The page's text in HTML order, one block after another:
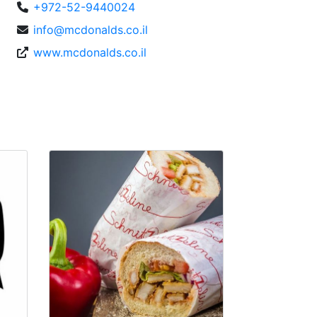
+972-52-9440024
info@mcdonalds.co.il
www.mcdonalds.co.il